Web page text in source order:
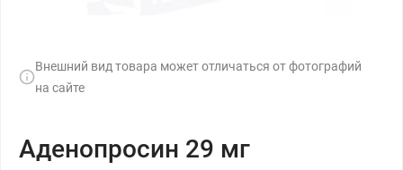
Внешний вид товара может отличаться от фотографий
на сайте
Аденопросин 29 мг